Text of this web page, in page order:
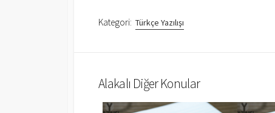
Kategori: Türkçe Yazılışı
Alakalı Diğer Konular